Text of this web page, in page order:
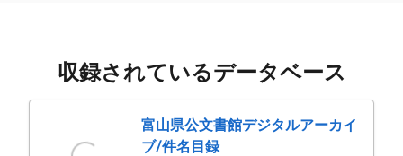
収録されているデータベース
富山県公文書館デジタルアーカイ
ブ/件名目録